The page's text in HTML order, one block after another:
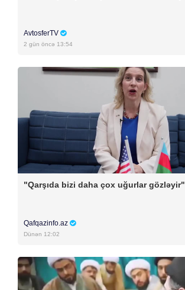
AvtosferTV
2 gün öncə 13:54
"Qarşıda bizi daha çox uğurlar gözləyir"
Qafqazinfo.az
Dünən 12:02